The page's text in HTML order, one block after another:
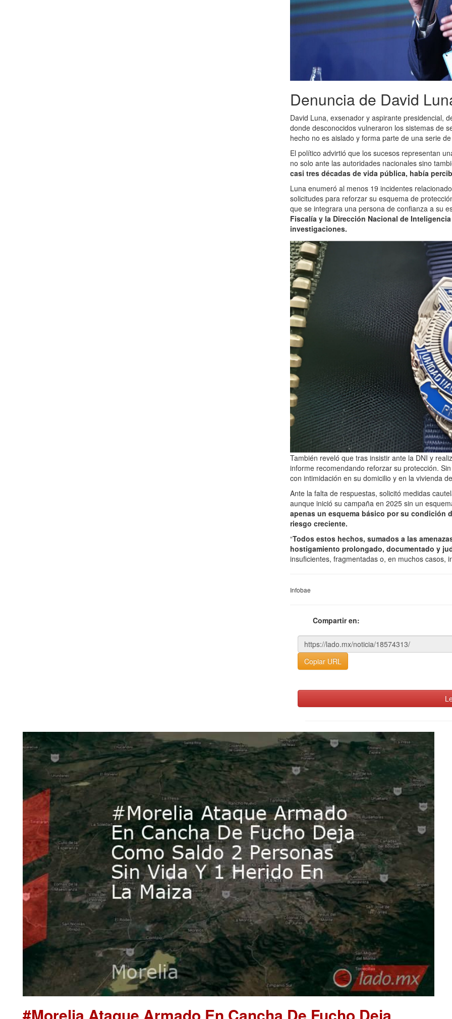
Denuncia de David
David Luna, exsenador y aspirante presidencial,
donde desconocidos vulneraron los sistemas de
hecho no es aislado y forma parte de una serie
El político advirtió que los sucesos representan
no solo ante las autoridades nacionales sino
casi tres décadas de vida pública, había
Luna enumeró al menos 19 incidentes
solicitudes para reforzar su esquema de
que se integrara una persona de confianza a su
Fiscalía y la Dirección Nacional de
investigaciones.
También reveló que tras insistir ante la DNI y
informe recomendando reforzar su protección.
con intimidación en su domicilio y en la vivienda
Ante la falta de respuestas, solicitó medidas
aunque inició su campaña en 2025 sin un
apenas un esquema básico por su condición
riesgo creciente.
“Todos estos hechos, sumados a las
hostigamiento prolongado, documentado y
insuficientes, fragmentadas o, en muchos casos,
Infobae
Compartir en:
Copiar URL